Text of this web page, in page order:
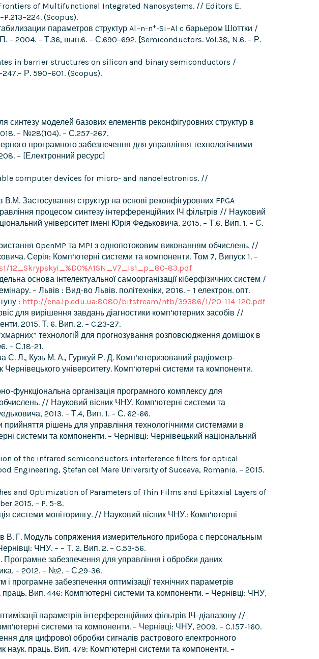
of Multifunctional Integrated Nanosystems. // Editors E.
(Scopus).
параметров структур Al–n-n+-Si–Al c барьером Шоттки /
– 2004. – Т.36, вып.6. – С.690–692. [Semiconductors. Vol.38, N.6. – Р.
in barrier structures on silicon and binary semiconductors /
Р. 590–601. (Scopus).
синтезу моделей базових елементів реконфігуровних структур в
– №28(104). – С.257-267.
програмного забезпечення для управління технологічними
– [Електронний ресурс]
computer devices for micro- and nanoelectronics. //
Застосування структур на основі реконфігуровних FPGA
процесом синтезу інтерференційних ІЧ фільтрів // Науковий
університет імені Юрія Федьковича, 2015. – Т.6, Вип. 1. – С.
OpenMP та MPI з однопотоковим виконанням обчислень. //
Серія: Комп’ютерні системи та компоненти. Том 7, Випуск 1. –
12_Skrypskyi_%D0%A1SN_V7_Is1_p_80-83.pdf
основа інтелектуальної самоорганізації кіберфізичних систем /
– Львів : Вид-во Львів. політехніки, 2016. – 1 електрон. опт.
: http://ena.lp.edu.ua:8080/bitstream/ntb/39386/1/20-114-120.pdf
для вирішення завдань діагностики комп’ютерних засобів //
2015. Т. 6. Вип. 2. – C.23-27.
технологій для прогнозування розповсюдження домішок в
– С.18-21.
Л., Кузь М. А., Гуржуй Р. Д. Комп’ютеризований радіометр-
університету. Комп’ютерні системи та компоненти.
функціональна організація програмного комплексу для
// Науковий вісник ЧНУ. Комп’ютерні системи та
2013. – Т.4, Вип. 1. – С. 62-66.
рішень для управління технологічними системами в
системи та компоненти. – Чернівці: Чернівецький національний
of the infrared semiconductors interference filters for optical
Engineering, Ştefan cel Mare University of Suceava, Romania. – 2015.
and Optimization of Parameters of Thin Films and Epitaxial Layers of
2015. – P. 5-8.
системи моніторингу. // Науковий вісник ЧНУ.: Комп’ютерні
Г. Модуль сопряжения измерительного прибора с персональным
ЧНУ. – – Т. 2. Вип. 2. – C.53-56.
забезпечення для управління і обробки даних
– 2012. – №2. – С.29-36.
забезпечення оптимізації технічних параметрів
Вип. 446: Комп’ютерні системи та компоненти. – Чернівці: ЧНУ,
параметрів інтерференційних фільтрів ІЧ-діапазону //
системи та компоненти. – Чернівці: ЧНУ, 2009. – C.157-160.
для цифрової обробки сигналів растрового електронного
наук. праць. Вип. 479: Комп’ютерні системи та компоненти. –